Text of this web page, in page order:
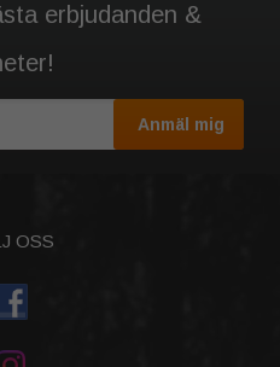
erbjudanden &
Anmäl mig
OSS